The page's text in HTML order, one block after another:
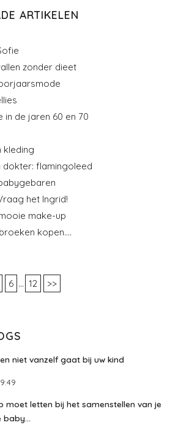
ARTIKELEN
zonder dieet
in de jaren 60 en 70
kleding
dokter: flamingoleed
het Ingrid!
make-up
kopen….
6 ... 12 >>
niet vanzelf gaat bij uw kind
moet letten bij het samenstellen van je
baby...